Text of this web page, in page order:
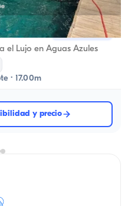
Barco nuevo
el Lujo en Aguas Azules
· 17.00m
y precio